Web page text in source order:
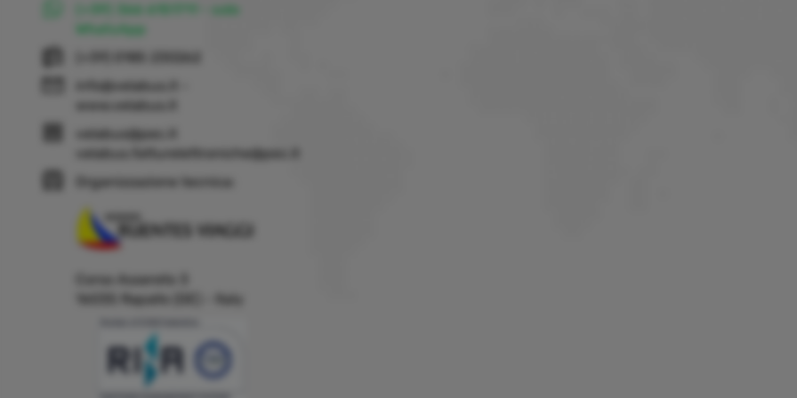
(+39) 366 6151711 - solo
WhatsApp
info@velabus.it
www.velabus.it
velabus@pec.it
velabus.fatturelettroniche@pec.it
Organizzazione tecnica:
Corso Assereto 3
16035 Rapallo (GE) - Italy